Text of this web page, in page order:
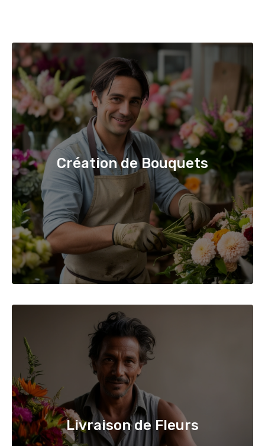
Création de Bouquets
Livraison de Fleurs